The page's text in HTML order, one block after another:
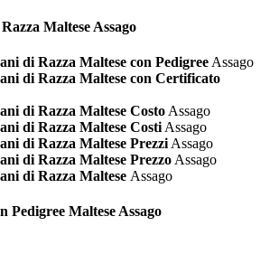
Maltese Assago
di Razza Maltese con Pedigree Assago
di Razza Maltese con Certificato
di Razza Maltese Costo Assago
di Razza Maltese Costi Assago
di Razza Maltese Prezzi Assago
di Razza Maltese Prezzo Assago
di Razza Maltese Assago
Pedigree Maltese Assago